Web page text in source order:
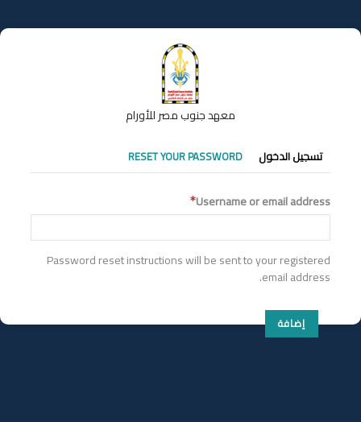
إلى
المحتوى
معهد جنوب مصر للأورام
التبويبات
الأساسية
تسجيل الدخول RESET YOUR PASSWORD
Username or email address
Password reset instructions will be sent to your registered
email address.